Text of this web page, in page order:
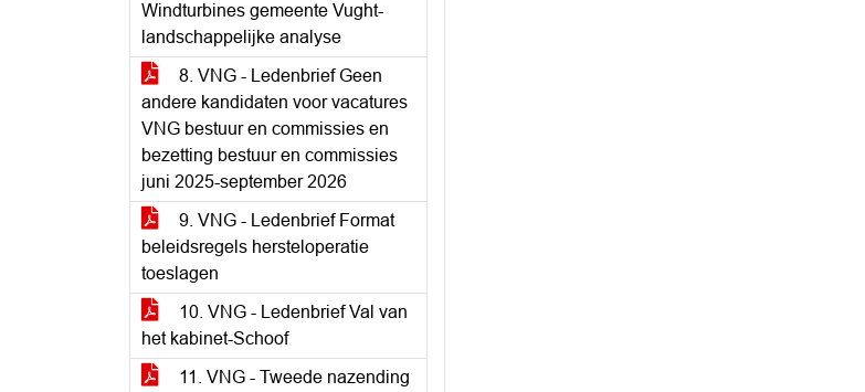
Windturbines gemeente Vught-
landschappelijke analyse
8. VNG - Ledenbrief Geen
andere kandidaten voor vacatures
VNG bestuur en commissies en
bezetting bestuur en commissies
juni 2025-september 2026
9. VNG - Ledenbrief Format
beleidsregels hersteloperatie
toeslagen
10. VNG - Ledenbrief Val van
het kabinet-Schoof
11. VNG - Tweede nazending